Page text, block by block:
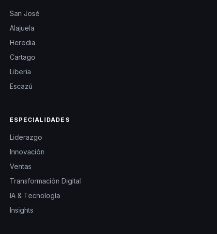
San José
Alajuela
Heredia
Cartago
Liberia
Escazú
ESPECIALIDADES
Liderazgo
Innovación
Ventas
Transformación Digital
IA & Tecnología
Insights